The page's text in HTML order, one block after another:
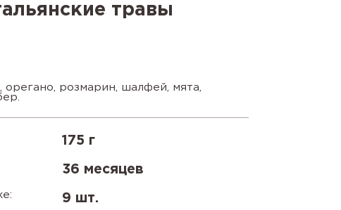
травы
орегано, розмарин, шалфей, мята,
175 г
36 месяцев
9 шт.